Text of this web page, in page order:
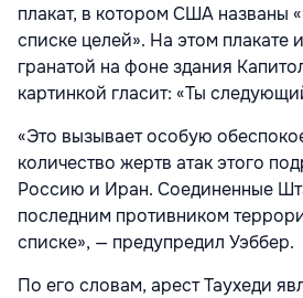
плакат, в котором США названы
списке целей». На этом плакате
гранатой на фоне здания
картинкой гласит: «Ты
«Это вызывает особую
количество жертв атак этого
Россию и Иран. Соединенные
последним противником
списке», — предупредил Уэббер.
По его словам, арест Таухеди